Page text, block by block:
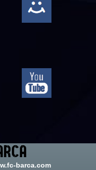
barca.com